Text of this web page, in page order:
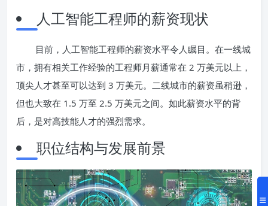
人工智能工程师的薪资现状
目前，人工智能工程师的薪资水平令人瞩目。在一线城
市，拥有相关工作经验的工程师月薪通常在 2 万美元以上，
顶尖人才甚至可以达到 3 万美元。二线城市的薪资虽稍逊，
但也大致在 1.5 万至 2.5 万美元之间。如此薪资水平的背
后，是对高技能人才的强烈需求。
职位结构与发展前景